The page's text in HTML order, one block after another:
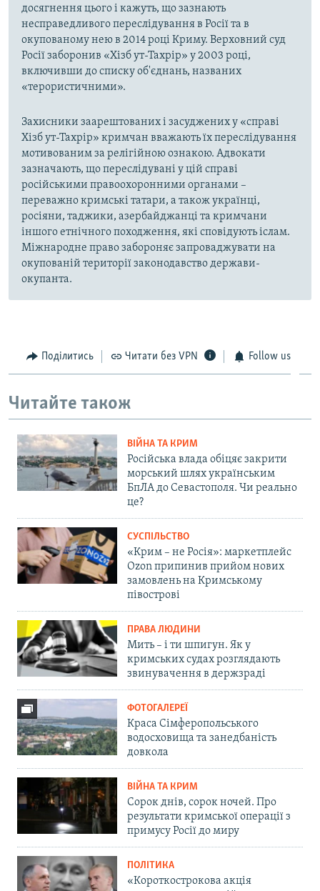
досягнення цього і кажуть, що зазнають
несправедливого переслідування в Росії та в
окупованому нею в 2014 році Криму. Верховний суд
Росії заборонив «Хізб ут-Тахрір» у 2003 році,
включивши до списку об'єднань, названих
«терористичними».
Захисники заарештованих і засуджених у «справі
Хізб ут-Тахрір» кримчан вважають їх переслідування
мотивованим за релігійною ознакою. Адвокати
зазначають, що переслідувані у цій справі
російськими правоохоронними органами –
переважно кримські татари, а також українці,
росіяни, таджики, азербайджанці та кримчани
іншого етнічного походження, які сповідують іслам.
Міжнародне право забороняє запроваджувати на
окупованій території законодавство держави-
окупанта.
Поділитись Читати без VPN Follow us
Читайте також
ВІЙНА ТА КРИМ
Російська влада обіцяє закрити
морський шлях українським
БпЛА до Севастополя. Чи реально
це?
СУСПІЛЬСТВО
«Крим – не Росія»: маркетплейс
Ozon припинив прийом нових
замовлень на Кримському
півострові
ПРАВА ЛЮДИНИ
Мить – і ти шпигун. Як у
кримських судах розглядають
звинувачення в держзраді
ФОТОГАЛЕРЕЇ
Краса Сімферопольського
водосховища та занедбаність
довкола
ВІЙНА ТА КРИМ
Сорок днів, сорок ночей. Про
результати кримської операції з
примусу Росії до миру
ПОЛІТИКА
«Короткострокова акція